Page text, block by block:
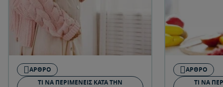
ΆΡΘΡΟ
ΤΙ ΝΑ ΠΕΡΙΜΈΝΕΙΣ ΚΑΤΆ ΤΗΝ
ΆΡΘΡΟ
ΤΙ ΝΑ